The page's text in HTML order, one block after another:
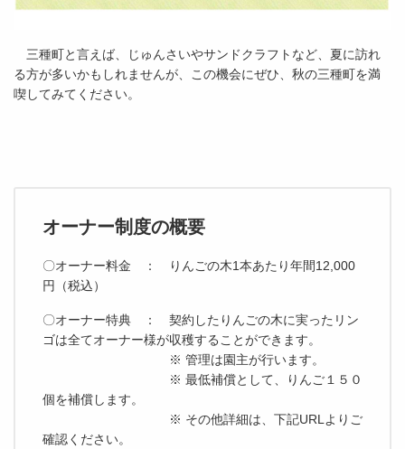
三種町と言えば、じゅんさいやサンドクラフトなど、夏に訪れ
る方が多いかもしれませんが、この機会にぜひ、秋の三種町を満
喫してみてください。
オーナー制度の概要
〇オーナー料金 ： りんごの木1本あたり年間12,000
円（税込）
〇オーナー特典 ： 契約したりんごの木に実ったリン
ゴは全てオーナー様が収穫することができます。
※ 管理は園主が行います。
※ 最低補償として、りんご１５０
個を補償します。
※ その他詳細は、下記URLよりご
確認ください。